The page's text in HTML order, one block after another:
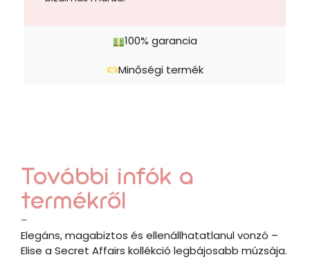
100% garancia
Minőségi termék
További infók a
termékről
–
Elegáns, magabiztos és ellenállhatatlanul vonzó –
Elise a Secret Affairs kollékció legbájosabb múzsája.